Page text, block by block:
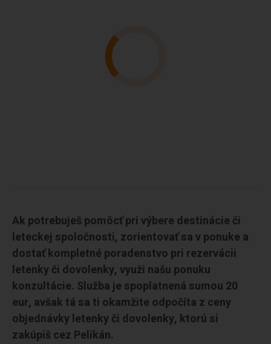
Ak potrebuješ pomôcť pri výbere destinácie či
leteckej spoločnosti, zorientovať sa v ponuke a
dostať kompletné poradenstvo pri rezervácii
letenky či dovolenky, využi našu ponuku
konzultácie. Služba je spoplatnená sumou 20
eur, avšak tá sa ti okamžite odpočíta z ceny
objednávky letenky či dovolenky, ktorú si
zakúpiš cez Pelikán.